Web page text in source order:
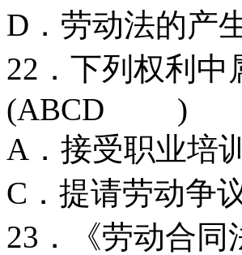
D．劳动法的产
22．下列权利
(ABCD )
A．接受职
C．提请劳动
23．《劳动合